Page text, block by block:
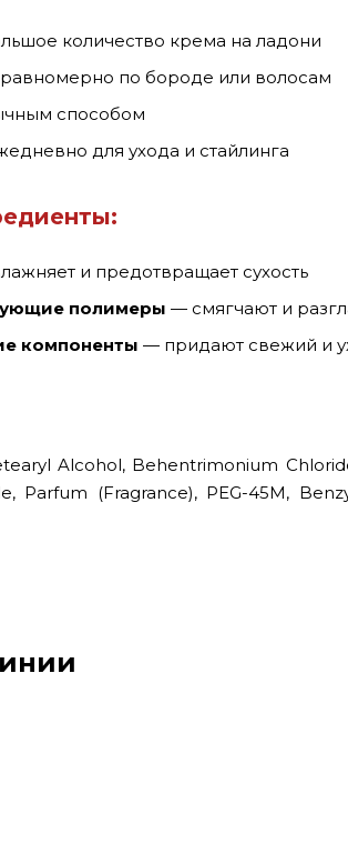
количество крема на ладони
по бороде или волосам
способом
для ухода и стайлинга
и предотвращает сухость
полимеры — смягчают и
компоненты — придают свежий и
Alcohol, Behentrimonium
Parfum (Fragrance), PEG-45M,